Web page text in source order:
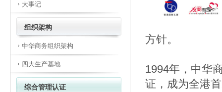
大事记
组织架构
中华商务组织架构
四大生产基地
综合管理认证
方针。
1994年，中华
证，成为全港